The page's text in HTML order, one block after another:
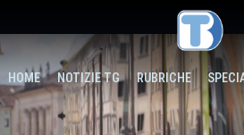
HOME NOTIZIE TG RUBRICHE